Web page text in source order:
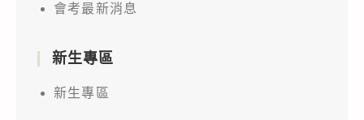
會考最新消息
新生專區
新生專區